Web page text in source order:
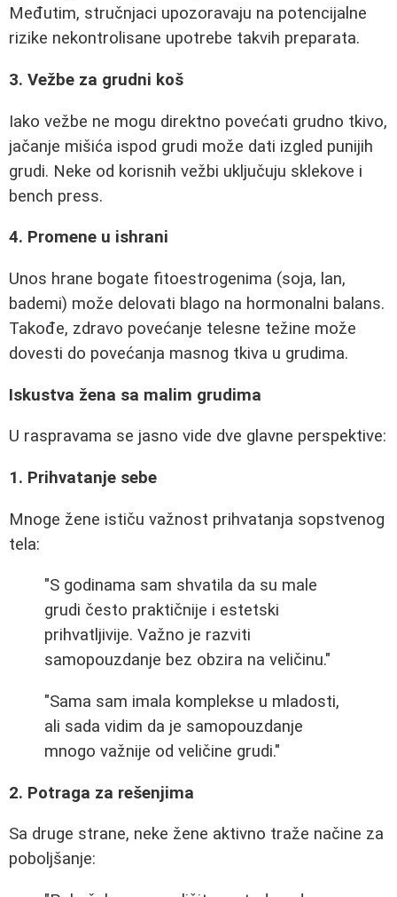
Međutim, stručnjaci upozoravaju na potencijalne
rizike nekontrolisane upotrebe takvih preparata.
3. Vežbe za grudni koš
Iako vežbe ne mogu direktno povećati grudno tkivo,
jačanje mišića ispod grudi može dati izgled punijih
grudi. Neke od korisnih vežbi uključuju sklekove i
bench press.
4. Promene u ishrani
Unos hrane bogate fitoestrogenima (soja, lan,
bademi) može delovati blago na hormonalni balans.
Takođe, zdravo povećanje telesne težine može
dovesti do povećanja masnog tkiva u grudima.
Iskustva žena sa malim grudima
U raspravama se jasno vide dve glavne perspektive:
1. Prihvatanje sebe
Mnoge žene ističu važnost prihvatanja sopstvenog
tela:
"S godinama sam shvatila da su male
grudi često praktičnije i estetski
prihvatljivije. Važno je razviti
samopouzdanje bez obzira na veličinu."
"Sama sam imala komplekse u mladosti,
ali sada vidim da je samopouzdanje
mnogo važnije od veličine grudi."
2. Potraga za rešenjima
Sa druge strane, neke žene aktivno traže načine za
poboljšanje: